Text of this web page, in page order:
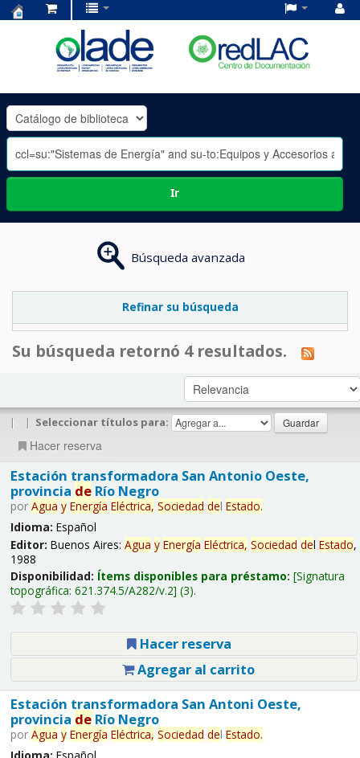
OLADE
-
Ir
Búsqueda avanzada
Refinar su búsqueda
Su búsqueda retornó 4 resultados.
| | Seleccionar títulos para:
Hacer reserva
Estación transformadora San Antonio Oeste,
provincia deRío Negro
por Agua y Energía Eléctrica, Sociedad del Estado.
Idioma: Español
Editor: Buenos Aires: Agua y Energía Eléctrica, Sociedad del Estado,
1988
Disponibilidad: Ítems disponibles para préstamo: Signatura
topográfica: 621.374.5/A282/v.2 (3).
Hacer reserva
Agregar al carrito
Estación transformadora San Antoni Oeste,
provincia deRío Negro
por Agua y Energía Eléctrica, Sociedad del Estado.